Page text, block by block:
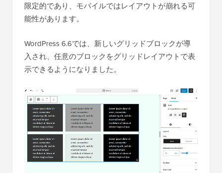
限定的であり、モバイルではレイアウトが崩れる可
能性があります。
WordPress 6.6では、新しいグリッドブロックが導
入され、任意のブロックをグリッドレイアウトで表
示できるようになりました。